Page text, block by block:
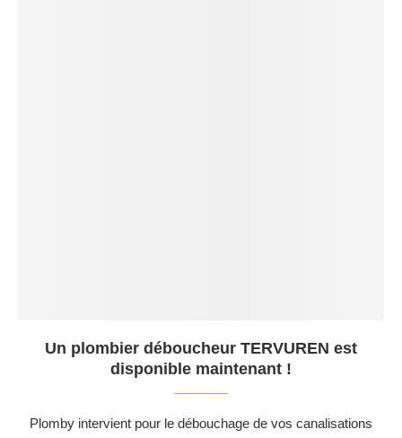
Un plombier déboucheur TERVUREN est
disponible maintenant !
Plomby intervient pour le débouchage de vos canalisations